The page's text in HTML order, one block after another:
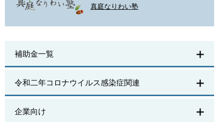
真庭なりわい塾
補助金一覧
令和二年コロナウイルス感染症関連
企業向け